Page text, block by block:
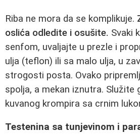
Riba ne mora da se komplikuje.
oslića odledite i osušite. Svaki
senfom, uvaljajte u prezle i
ulja (teflon) ili sa malo ulja, u
strogosti posta. Ovako
spolja, a mekan iznutra. Služite
kuvanog krompira sa crnim
Testenina sa tunjevinom i